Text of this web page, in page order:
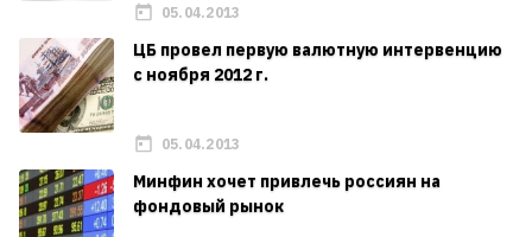
05.04.2013
ЦБ провел первую валютную интервенцию
с ноября 2012 г.
05.04.2013
Минфин хочет привлечь россиян на
фондовый рынок